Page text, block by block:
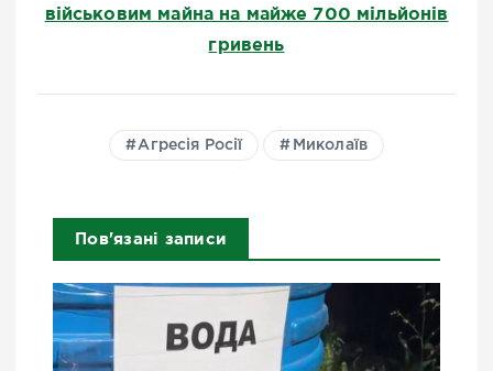
військовим майна на майже 700 мільйонів
гривень
Агресія Росії Миколаїв
Пов'язані записи